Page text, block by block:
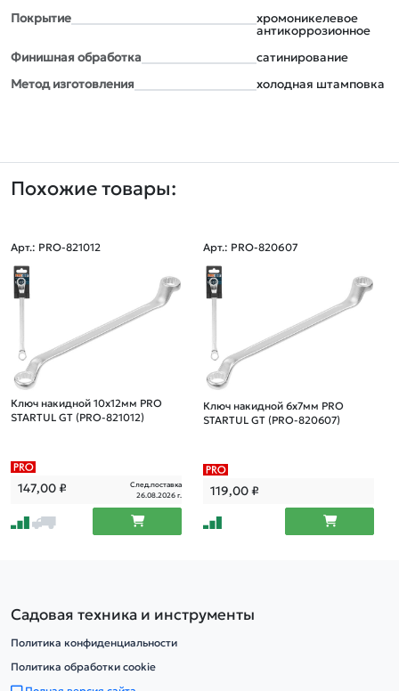
Покрытие
хромоникелевое
антикоррозионное
Финишная обработка
сатинирование
Метод изготовления
холодная штамповка
Похожие товары:
Арт.: PRO-821012
Ключ накидной 10x12мм PRO
STARTUL GT (PRO-821012)
147,00₽
След.поставка
26.08.2026 г.
Арт.: PRO-820607
Ключ накидной 6х7мм PRO
STARTUL GT (PRO-820607)
119,00₽
Садовая техника и инструменты
Политика конфиденциальности
Политика обработки cookie